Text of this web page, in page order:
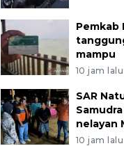
Pemkab
mampu
10 jam lalu
SAR
nelayan
10 jam lalu